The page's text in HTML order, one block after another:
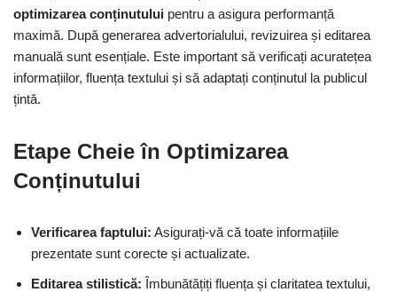
optimizarea conținutului pentru a asigura performanță
maximă. După generarea advertorialului, revizuirea și editarea
manuală sunt esențiale. Este important să verificați acuratețea
informațiilor, fluența textului și să adaptați conținutul la publicul
țintă.
Etape Cheie în Optimizarea
Conținutului
Verificarea faptului: Asigurați-vă că toate informațiile
prezentate sunt corecte și actualizate.
Editarea stilistică: Îmbunătățiți fluența și claritatea textului,